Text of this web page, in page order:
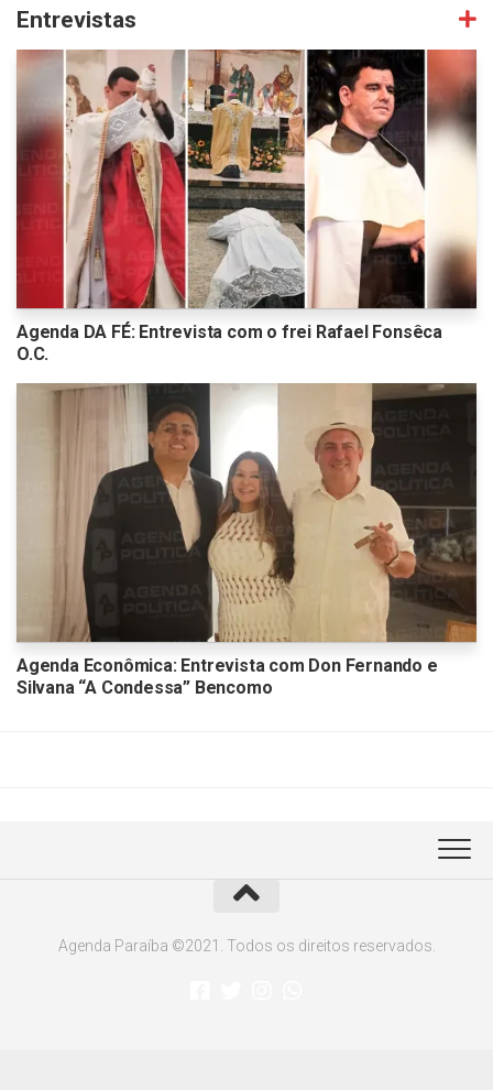
Entrevistas
Agenda DA FÉ: Entrevista com o frei Rafael Fonsêca
O.C.
Agenda Econômica: Entrevista com Don Fernando e
Silvana “A Condessa” Bencomo
Agenda Paraíba ©2021. Todos os direitos reservados.